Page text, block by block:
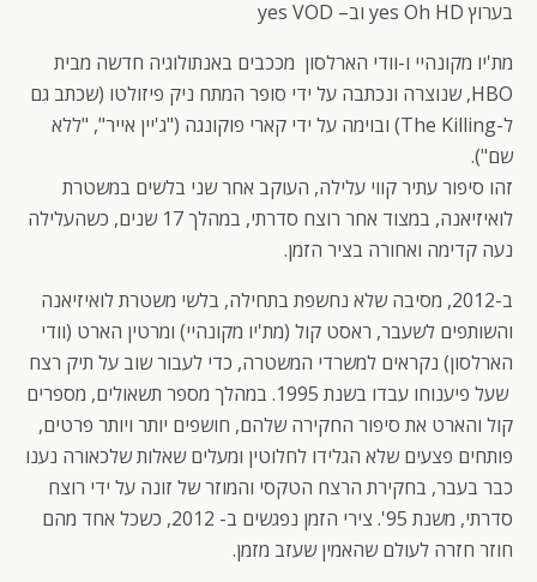
בערוץ yes Oh HD וב– yes VOD
מת'יו מקונהיי ו-וודי הארלסון מככבים באנתולוגיה חדשה מבית
HBO, שנוצרה ונכתבה על ידי סופר המתח ניק פיזולטו (שכתב גם
ל-The Killing) ובוימה על ידי קארי פוקונגה ("ג'יין אייר", "ללא
שם").
זהו סיפור עתיר קווי עלילה, העוקב אחר שני בלשים במשטרת
לואיזיאנה, במצוד אחר רוצח סדרתי, במהלך 17 שנים, כשהעלילה
נעה קדימה ואחורה בציר הזמן.
ב-2012, מסיבה שלא נחשפת בתחילה, בלשי משטרת לואיזיאנה
והשותפים לשעבר, ראסט קול (מת'יו מקונהיי) ומרטין הארט (וודי
הארלסון) נקראים למשרדי המשטרה, כדי לעבור שוב על תיק רצח
שעל פיענוחו עבדו בשנת 1995. במהלך מספר תשאולים, מספרים
קול והארט את סיפור החקירה שלהם, חושפים יותר ויותר פרטים,
פותחים פצעים שלא הגלידו לחלוטין ומעלים שאלות שלכאורה נענו
כבר בעבר, בחקירת הרצח הטקסי והמוזר של זונה על ידי רוצח
סדרתי, משנת 95'. צירי הזמן נפגשים ב- 2012, כשכל אחד מהם
חוזר חזרה לעולם שהאמין שעזב מזמן.